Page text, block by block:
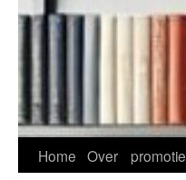
Home Over promotie